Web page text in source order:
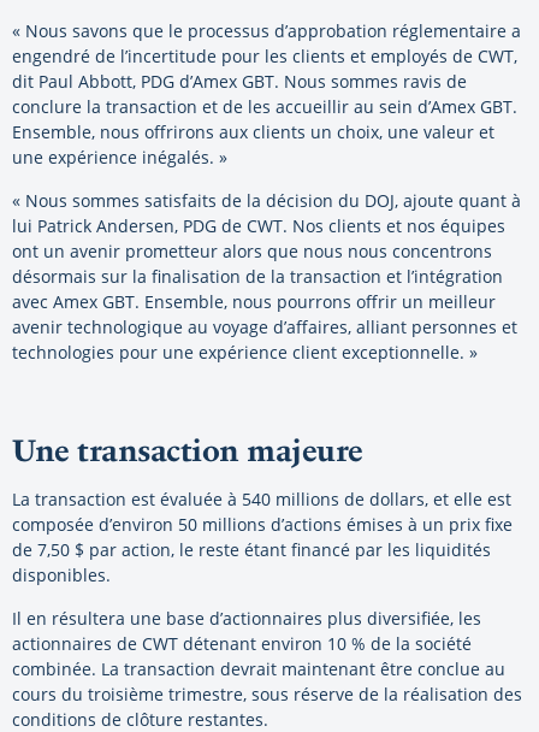
« Nous savons que le processus d’approbation réglementaire a
engendré de l’incertitude pour les clients et employés de CWT,
dit Paul Abbott, PDG d’Amex GBT. Nous sommes ravis de
conclure la transaction et de les accueillir au sein d’Amex GBT.
Ensemble, nous offrirons aux clients un choix, une valeur et
une expérience inégalés. »
« Nous sommes satisfaits de la décision du DOJ, ajoute quant à
lui Patrick Andersen, PDG de CWT. Nos clients et nos équipes
ont un avenir prometteur alors que nous nous concentrons
désormais sur la finalisation de la transaction et l’intégration
avec Amex GBT. Ensemble, nous pourrons offrir un meilleur
avenir technologique au voyage d’affaires, alliant personnes et
technologies pour une expérience client exceptionnelle. »
Une transaction majeure
La transaction est évaluée à 540 millions de dollars, et elle est
composée d’environ 50 millions d’actions émises à un prix fixe
de 7,50 $ par action, le reste étant financé par les liquidités
disponibles.
Il en résultera une base d’actionnaires plus diversifiée, les
actionnaires de CWT détenant environ 10 % de la société
combinée. La transaction devrait maintenant être conclue au
cours du troisième trimestre, sous réserve de la réalisation des
conditions de clôture restantes.